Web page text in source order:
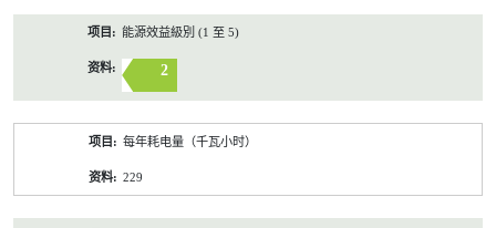
能源效益級別 (1 至 5)
2
每年耗电量（千瓦小时）
229